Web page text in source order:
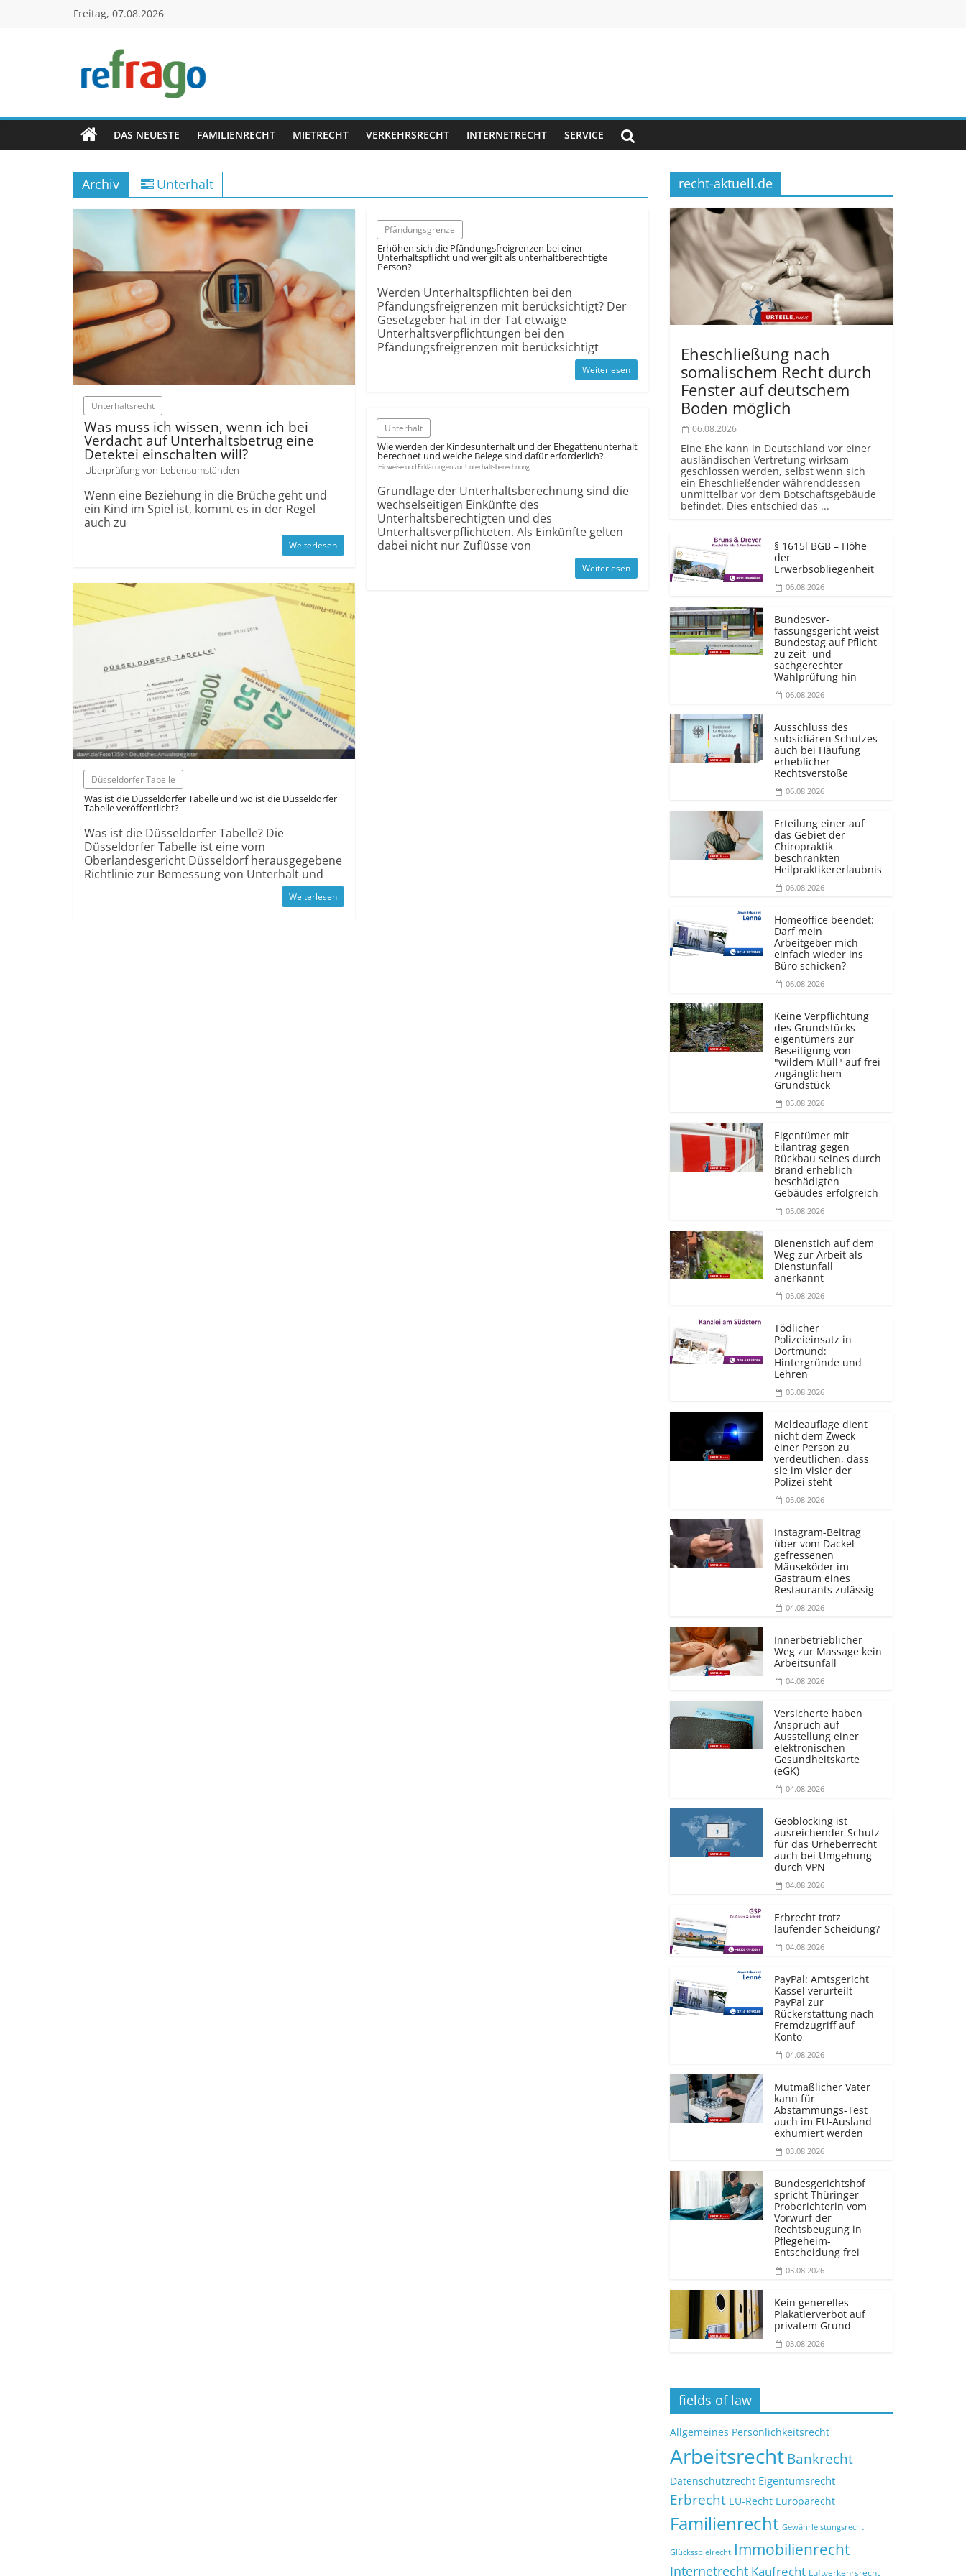
Freitag, 07.08.2026
refrago
Rechtsfragen
online
verständlich
erklärt
kostenlos
DAS NEUESTE FAMILIENRECHT MIETRECHT VERKEHRSRECHT INTERNETRECHT SERVICE
Archiv Unterhalt
Unterhaltsrecht
Was muss ich wissen, wenn ich bei
Verdacht auf Unterhaltsbetrug eine
Detektei einschalten will?
Überprüfung von Lebensumständen
Wenn eine Beziehung in die Brüche geht und
ein Kind im Spiel ist, kommt es in der Regel
auch zu
Weiterlesen
Düsseldorfer Tabelle
Was ist die Düsseldorfer Tabelle und wo ist die Düsseldorfer
Tabelle veröffentlicht?
Was ist die Düsseldorfer Tabelle? Die
Düsseldorfer Tabelle ist eine vom
Oberlandesgericht Düsseldorf herausgegebene
Richtlinie zur Bemessung von Unterhalt und
Weiterlesen
Pfändungsgrenze
Erhöhen sich die Pfändungsfreigrenzen bei einer
Unterhaltspflicht und wer gilt als unterhaltberechtigte
Person?
Werden Unterhaltspflichten bei den
Pfändungsfreigrenzen mit berücksichtigt? Der
Gesetzgeber hat in der Tat etwaige
Unterhaltsverpflichtungen bei den
Pfändungsfreigrenzen mit berücksichtigt
Weiterlesen
Unterhalt
Wie werden der Kindesunterhalt und der Ehegattenunterhalt
berechnet und welche Belege sind dafür erforderlich?
Hinweise und Erklärungen zur Unterhaltsberechnung
Grundlage der Unterhaltsberechnung sind die
wechselseitigen Einkünfte des
Unterhaltsberechtigten und des
Unterhaltsverpflichteten. Als Einkünfte gelten
dabei nicht nur Zuflüsse von
Weiterlesen
recht-aktuell.de
Eheschließung nach
somalischem Recht durch
Fenster auf deutschem
Boden möglich
06.08.2026
Eine Ehe kann in Deutschland vor einer
ausländischen Vertretung wirksam
geschlossen werden, selbst wenn sich
ein Eheschließender währenddessen
unmittelbar vor dem Botschaftsgebäude
befindet. Dies entschied das ...
§ 1615l BGB – Höhe
der
Erwerbsobliegenheit
06.08.2026
Bundesver­
fassungsgericht weist
Bundestag auf Pflicht
zu zeit- und
sachgerechter
Wahlprüfung hin
06.08.2026
Ausschluss des
subsidiären Schutzes
auch bei Häufung
erheblicher
Rechtsverstöße
06.08.2026
Erteilung einer auf
das Gebiet der
Chiropraktik
beschränkten
Heilprakti­kererlaubnis
06.08.2026
Homeoffice beendet:
Darf mein
Arbeitgeber mich
einfach wieder ins
Büro schicken?
06.08.2026
Keine Verpflichtung
des Grundstücks­
eigentümers zur
Beseitigung von
"wildem Müll" auf frei
zugänglichem
Grundstück
05.08.2026
Eigentümer mit
Eilantrag gegen
Rückbau seines durch
Brand erheblich
beschädigten
Gebäudes erfolgreich
05.08.2026
Bienenstich auf dem
Weg zur Arbeit als
Dienstunfall
anerkannt
05.08.2026
Tödlicher
Polizeieinsatz in
Dortmund:
Hintergründe und
Lehren
05.08.2026
Meldeauflage dient
nicht dem Zweck
einer Person zu
verdeutlichen, dass
sie im Visier der
Polizei steht
05.08.2026
Instagram-Beitrag
über vom Dackel
gefressenen
Mäuseköder im
Gastraum eines
Restaurants zulässig
04.08.2026
Innerbetrieblicher
Weg zur Massage kein
Arbeitsunfall
04.08.2026
Versicherte haben
Anspruch auf
Ausstellung einer
elektronischen
Gesundheitskarte
(eGK)
04.08.2026
Geoblocking ist
ausreichender Schutz
für das Urheberrecht
auch bei Umgehung
durch VPN
04.08.2026
Erbrecht trotz
laufender Scheidung?
04.08.2026
PayPal: Amtsgericht
Kassel verurteilt
PayPal zur
Rückerstattung nach
Fremdzugriff auf
Konto
04.08.2026
Mutmaßlicher Vater
kann für
Abstammungs-Test
auch im EU-Ausland
exhumiert werden
03.08.2026
Bundesgerichtshof
spricht Thüringer
Proberichterin vom
Vorwurf der
Rechtsbeugung in
Pflegeheim-
Entscheidung frei
03.08.2026
Kein generelles
Plakatierverbot auf
privatem Grund
03.08.2026
fields of law
Allgemeines Persönlichkeitsrecht
ArbeitsrechtBankrecht
Datenschutzrecht Eigentumsrecht
Erbrecht EU-Recht Europarecht
Familienrecht Gewährleistungsrecht
Glücksspielrecht Immobilienrecht
Internetrecht Kaufrecht Luftverkehrsrecht